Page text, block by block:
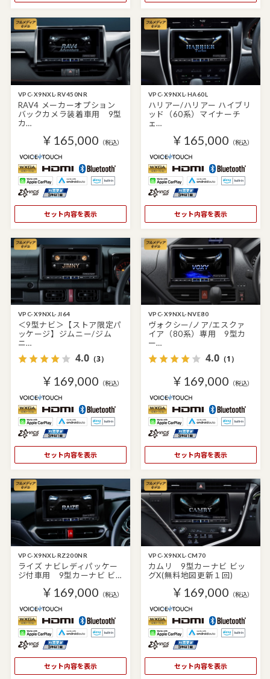
VPC-X9NXL-RV450NR
RAV4 メーカーオプション
バックカメラ装着車用 9型
カ…
￥165,000 （税込）
セット内容を表示
VPC-X9NXL-HA60L
ハリアー/ハリアー ハイブリ
ッド（60系）マイナーチ
ェ…
￥165,000 （税込）
セット内容を表示
VPC-X9NXL-JI64
＜9型ナビ＞【ストア限定パ
ッケージ】ジムニー/ジム
ニ…
4.0（3）
￥169,000 （税込）
セット内容を表示
VPC-X9NXL-NVE80
ヴォクシー/ノア/エスクァ
イア（80系）専用 9型カ
ー…
4.0（1）
￥169,000 （税込）
セット内容を表示
VPC-X9NXL-RZ200NR
ライズ ナビレディパッケー
ジ付車用 9型カーナビ ビ…
￥169,000 （税込）
セット内容を表示
VPC-X9NXL-CM70
カムリ 9型カーナビ ビッ
グX(無料地図更新１回)
￥169,000 （税込）
セット内容を表示